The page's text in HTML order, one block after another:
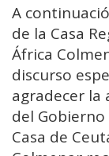
A
de la Casa
África
discurso
agradecer
del
Casa de